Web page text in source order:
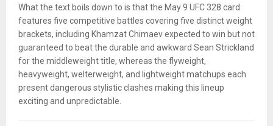
What the text boils down to is that the May 9 UFC 328 card
features five competitive battles covering five distinct weight
brackets, including Khamzat Chimaev expected to win but not
guaranteed to beat the durable and awkward Sean Strickland
for the middleweight title, whereas the flyweight,
heavyweight, welterweight, and lightweight matchups each
present dangerous stylistic clashes making this lineup
exciting and unpredictable.